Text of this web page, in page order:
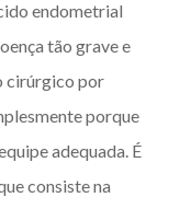
endometrial
tão grave e
cirúrgico por
porque
adequada. É
consiste na